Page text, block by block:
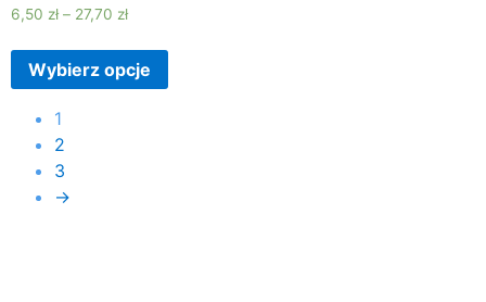
6,50 zł – 27,70 zł
Wybierz opcje
1
2
3
→